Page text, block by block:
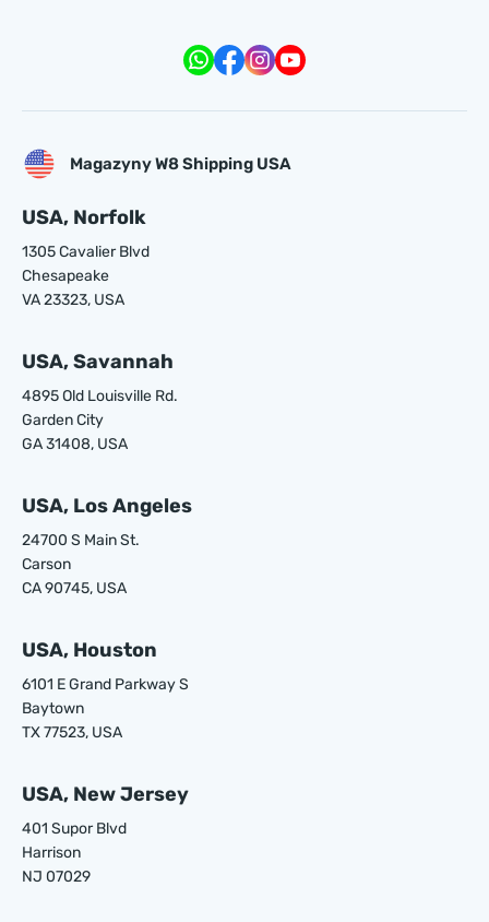
Magazyny W8 Shipping USA
USA, Norfolk
1305 Cavalier Blvd
Chesapeake
VA 23323, USA
USA, Savannah
4895 Old Louisville Rd.
Garden City
GA 31408, USA
USA, Los Angeles
24700 S Main St.
Carson
CA 90745, USA
USA, Houston
6101 E Grand Parkway S
Baytown
TX 77523, USA
USA, New Jersey
401 Supor Blvd
Harrison
NJ 07029